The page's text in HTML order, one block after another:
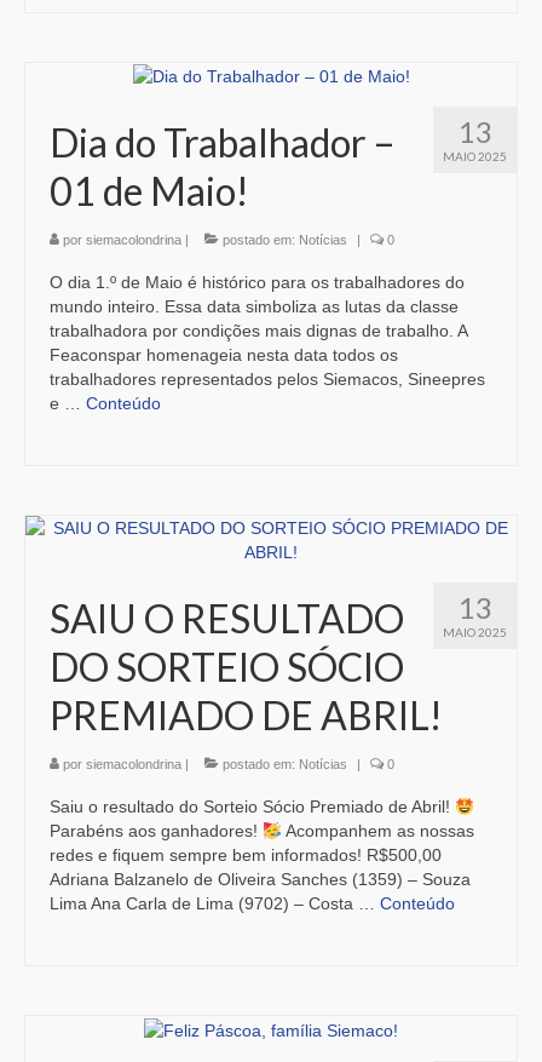
13
MAIO 2025
Dia do Trabalhador –
01 de Maio!
por siemacolondrina postado em: Notícias 0
O dia 1.º de Maio é histórico para os trabalhadores do
mundo inteiro. Essa data simboliza as lutas da classe
trabalhadora por condições mais dignas de trabalho. A
Feaconspar homenageia nesta data todos os
trabalhadores representados pelos Siemacos, Sineepres
e … Conteúdo
13
MAIO 2025
SAIU O RESULTADO
DO SORTEIO SÓCIO
PREMIADO DE ABRIL!
por siemacolondrina postado em: Notícias 0
Saiu o resultado do Sorteio Sócio Premiado de Abril!
Parabéns aos ganhadores!
Acompanhem as nossas
redes e fiquem sempre bem informados! R$500,00
Adriana Balzanelo de Oliveira Sanches (1359) – Souza
Lima Ana Carla de Lima (9702) – Costa … Conteúdo